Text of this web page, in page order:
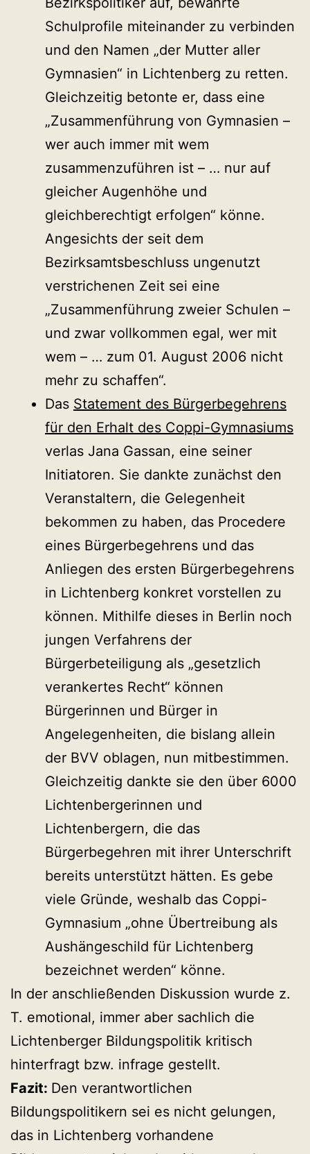
Schulprofile miteinander zu verbinden
und den Namen „der Mutter aller
Gymnasien“ in Lichtenberg zu retten.
Gleichzeitig betonte er, dass eine
„Zusammenführung von Gymnasien –
wer auch immer mit wem
zusammenzuführen ist – … nur auf
gleicher Augenhöhe und
gleichberechtigt erfolgen“ könne.
Angesichts der seit dem
Bezirksamtsbeschluss ungenutzt
verstrichenen Zeit sei eine
„Zusammenführung zweier Schulen –
und zwar vollkommen egal, wer mit
wem – … zum 01. August 2006 nicht
mehr zu schaffen“.
Das Statement des Bürgerbegehrens
für den Erhalt des Coppi-Gymnasiums
verlas Jana Gassan, eine seiner
Initiatoren. Sie dankte zunächst den
Veranstaltern, die Gelegenheit
bekommen zu haben, das Procedere
eines Bürgerbegehrens und das
Anliegen des ersten Bürgerbegehrens
in Lichtenberg konkret vorstellen zu
können. Mithilfe dieses in Berlin noch
jungen Verfahrens der
Bürgerbeteiligung als „gesetzlich
verankertes Recht“ können
Bürgerinnen und Bürger in
Angelegenheiten, die bislang allein
der BVV oblagen, nun mitbestimmen.
Gleichzeitig dankte sie den über 6000
Lichtenbergerinnen und
Lichtenbergern, die das
Bürgerbegehren mit ihrer Unterschrift
bereits unterstützt hätten. Es gebe
viele Gründe, weshalb das Coppi-
Gymnasium „ohne Übertreibung als
Aushängeschild für Lichtenberg
bezeichnet werden“ könne.
In der anschließenden Diskussion wurde z.
T. emotional, immer aber sachlich die
Lichtenberger Bildungspolitik kritisch
hinterfragt bzw. infrage gestellt.
Fazit: Den verantwortlichen
Bildungspolitikern sei es nicht gelungen,
das in Lichtenberg vorhandene